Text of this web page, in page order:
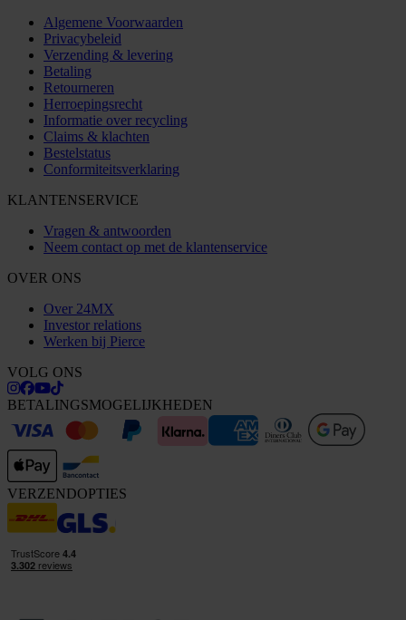
Algemene Voorwaarden
Privacybeleid
Verzending & levering
Betaling
Retourneren
Herroepingsrecht
Informatie over recycling
Claims & klachten
Bestelstatus
Conformiteitsverklaring
KLANTENSERVICE
Vragen & antwoorden
Neem contact op met de klantenservice
OVER ONS
Over 24MX
Investor relations
Werken bij Pierce
VOLG ONS
BETALINGSMOGELIJKHEDEN
VERZENDOPTIES